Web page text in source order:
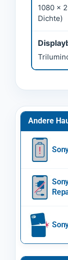
1080 x
Dichte)
Andere